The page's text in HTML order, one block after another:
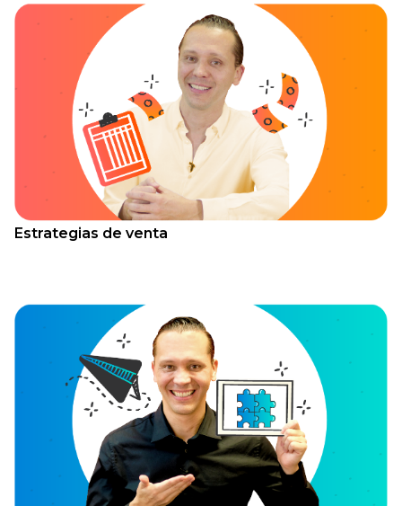
Estrategias de venta